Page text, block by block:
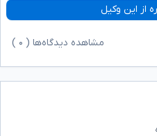
از این وکیل
مشاهده دیدگاه‌ها ( ۰